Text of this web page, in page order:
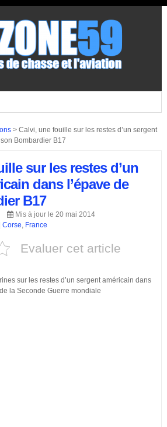
> Calvi, une fouille sur les restes d’un sergent
Bombardier B17
sur les restes d’un
dans l’épave de
B17
Mis à jour le 20 mai 2014
Corse, France
Evaluer cet article
sur les restes d’un sergent américain dans
la Seconde Guerre mondiale